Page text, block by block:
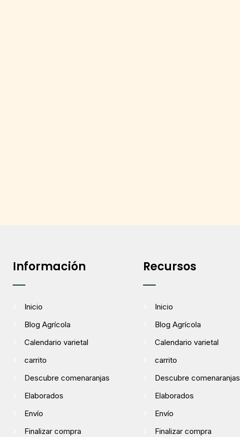
Información
Inicio
Blog Agrícola
Calendario varietal
carrito
Descubre comenaranjas
Elaborados
Envío
Finalizar compra
Recursos
Inicio
Blog Agrícola
Calendario varietal
carrito
Descubre comenaranjas
Elaborados
Envío
Finalizar compra